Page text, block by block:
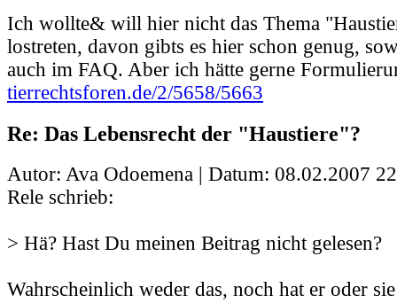
Ich wollte& will hier nicht das Thema
lostreten, davon gibts es hier schon genug,
auch im FAQ. Aber ich hätte gerne
tierrechtsforen.de/2/5658/5663
Re: Das Lebensrecht der "Haustiere"?
Autor: Ava Odoemena | Datum: 08.02.2007
Rele schrieb:
> Hä? Hast Du meinen Beitrag nicht gelesen?
Wahrscheinlich weder das, noch hat er oder